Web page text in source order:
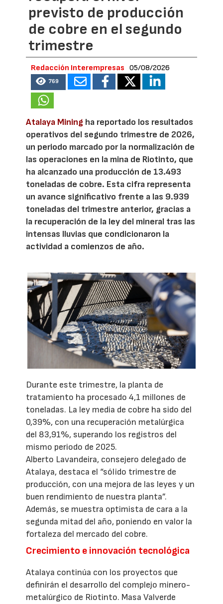
previsto de producción
de cobre en el segundo
trimestre
Redacción Interempresas 05/08/2026
769
Atalaya Mining ha reportado los resultados
operativos del segundo trimestre de 2026,
un periodo marcado por la normalización de
las operaciones en la mina de Riotinto, que
ha alcanzado una producción de 13.493
toneladas de cobre. Esta cifra representa
un avance significativo frente a las 9.939
toneladas del trimestre anterior, gracias a
la recuperación de la ley del mineral tras las
intensas lluvias que condicionaron la
actividad a comienzos de año.
Durante este trimestre, la planta de
tratamiento ha procesado 4,1 millones de
toneladas. La ley media de cobre ha sido del
0,39%, con una recuperación metalúrgica
del 83,91%, superando los registros del
mismo periodo de 2025.
Alberto Lavandeira, consejero delegado de
Atalaya, destaca el “sólido trimestre de
producción, con una mejora de las leyes y un
buen rendimiento de nuestra planta”.
Además, se muestra optimista de cara a la
segunda mitad del año, poniendo en valor la
fortaleza del mercado del cobre.
Crecimiento e innovación tecnológica
Atalaya continúa con los proyectos que
definirán el desarrollo del complejo minero-
metalúrgico de Riotinto. Masa Valverde